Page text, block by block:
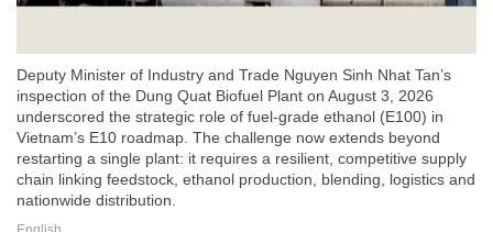
Deputy Minister of Industry and Trade Nguyen Sinh Nhat Tan’s
inspection of the Dung Quat Biofuel Plant on August 3, 2026
underscored the strategic role of fuel-grade ethanol (E100) in
Vietnam’s E10 roadmap. The challenge now extends beyond
restarting a single plant: it requires a resilient, competitive supply
chain linking feedstock, ethanol production, blending, logistics and
nationwide distribution.